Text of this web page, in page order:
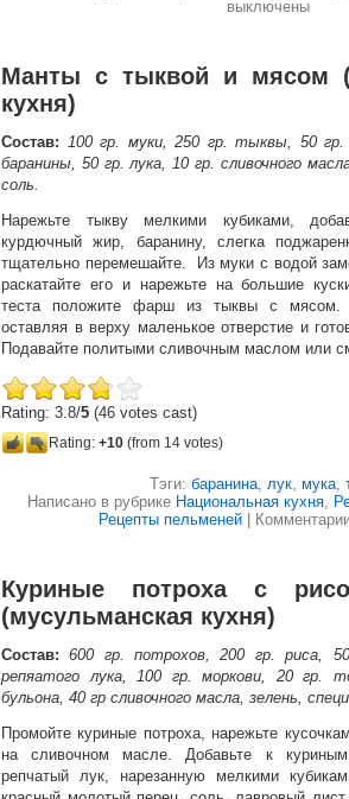
выключены
Манты с тыквой и мясом
кухня)
Состав: 100 гр. муки, 250 гр. тыквы, 50 гр.
баранины, 50 гр. лука, 10 гр. сливочного
соль.
Нарежьте тыкву мелкими кубиками,
курдючный жир, баранину, слегка
тщательно перемешайте. Из муки с водой
раскатайте его и нарежьте на большие
теста положите фарш из тыквы с мясом.
оставляя в верху маленькое отверстие и
Подавайте политыми сливочным маслом или
Rating: 3.8/5 (46 votes cast)
Rating: +10 (from 14 votes)
Тэги: баранина, лук, мука,
Написано в рубрике Национальная кухня,
Рецепты пельменей|
Куриные потроха с
(мусульманская кухня)
Состав:600 гр. потрохов, 200 гр. риса,
репяатого лука, 100 гр. моркови, 20 гр.
бульона, 40 гр сливочного масла, зелень,
Промойте куриные потроха, нарежьте
на сливочном масле. Добавьте к куриным
репчатый лук, нарезанную мелкими